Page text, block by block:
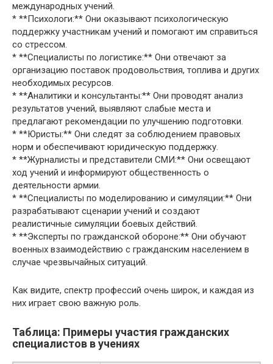
международных учений.
* **Психологи:** Они оказывают психологическую
поддержку участникам учений и помогают им справиться
со стрессом.
* **Специалисты по логистике:** Они отвечают за
организацию поставок продовольствия, топлива и других
необходимых ресурсов.
* **Аналитики и консультанты:** Они проводят анализ
результатов учений, выявляют слабые места и
предлагают рекомендации по улучшению подготовки.
* **Юристы:** Они следят за соблюдением правовых
норм и обеспечивают юридическую поддержку.
* **Журналисты и представители СМИ:** Они освещают
ход учений и информируют общественность о
деятельности армии.
* **Специалисты по моделированию и симуляции:** Они
разрабатывают сценарии учений и создают
реалистичные симуляции боевых действий.
* **Эксперты по гражданской обороне:** Они обучают
военных взаимодействию с гражданским населением в
случае чрезвычайных ситуаций.
Как видите, спектр профессий очень широк, и каждая из
них играет свою важную роль.
Таблица: Примеры участия гражданских
специалистов в учениях